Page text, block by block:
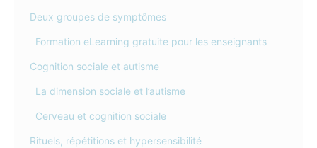
Deux groupes de symptômes
Formation eLearning gratuite pour les enseignants
Cognition sociale et autisme
La dimension sociale et l’autisme
Cerveau et cognition sociale
Rituels, répétitions et hypersensibilité